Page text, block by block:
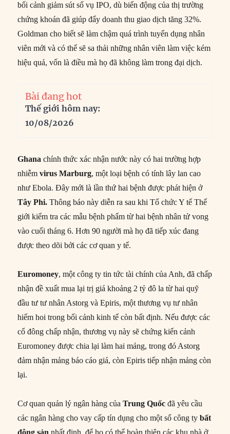
bối cảnh giảm sút số vụ IPO, dù biến động của thị trường
chứng khoán đã giúp đẩy doanh thu giao dịch tăng 32%.
Goldman cho biết sẽ làm chậm quá trình tuyển dụng nhân
viên mới và có thể sẽ sa thải những nhân viên làm việc kém
hiệu quả, vốn là điều mà họ đã không làm trong đại dịch.
Bài đang hot
Thế giới hôm nay:
10/08/2026
Ghana chính thức xác nhận nước này có hai trường hợp
nhiễmvirus Marburg, một loại bệnh có tính lây lan cao
như Ebola. Đây mới là lần thứ hai bệnh được phát hiện ở
Tây Phi. Thông báo này diễn ra sau khi Tổ chức Y tế Thế
giới kiểm tra các mẫu bệnh phẩm từ hai bệnh nhân tử vong
vào cuối tháng 6. Hơn 90 người mà họ đã tiếp xúc đang
được theo dõi bởi các cơ quan y tế.
Euromoney, một công ty tin tức tài chính của Anh, đã chấp
nhận đề xuất mua lại trị giá khoảng 2 tỷ đô la từ hai quỹ
đầu tư tư nhân Astorg và Epiris, một thương vụ tư nhân
hiếm hoi trong bối cảnh kinh tế còn bất định. Nếu được các
cổ đông chấp nhận, thương vụ này sẽ chứng kiến cảnh
Euromoney được chia lại làm hai mảng, trong đó Astorg
đảm nhận mảng báo cáo giá, còn Epiris tiếp nhận mảng còn
lại.
Cơ quan quản lý ngân hàng củaTrung Quốc đã yêu cầu
các ngân hàng cho vay cấp tín dụng cho một số công tybất